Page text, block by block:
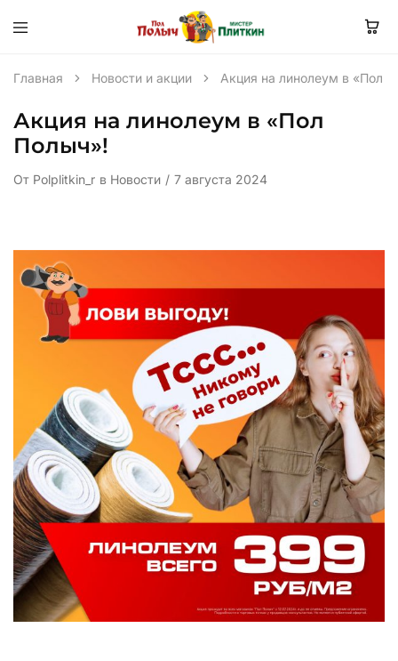
Главная Новости и акции Акция на линолеум в «Пол
Акция на линолеум в «Пол
Полыч»!
От Polplitkin_r в Новости 7 августа 2024